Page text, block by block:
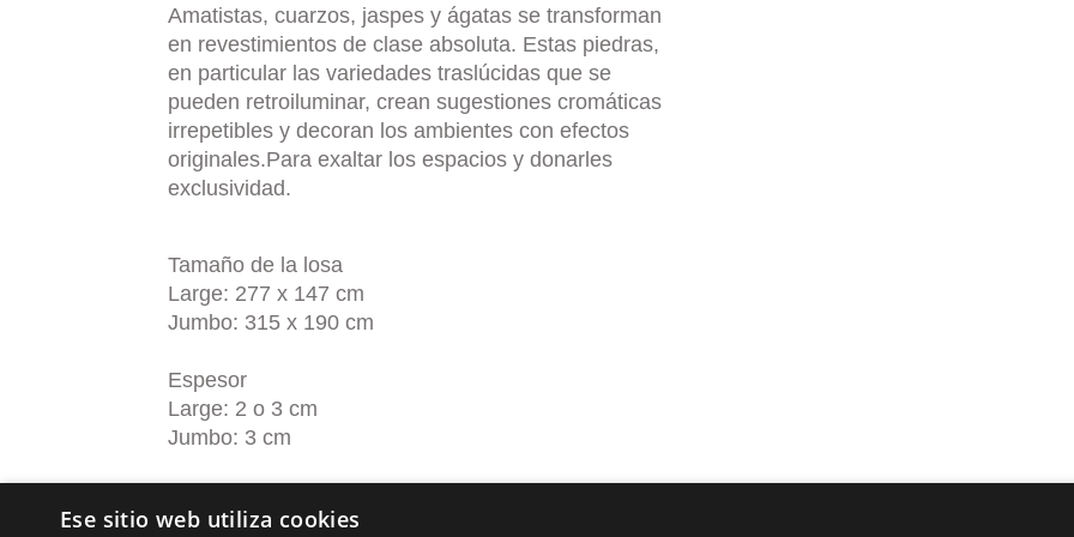
Amatistas, cuarzos, jaspes y ágatas se transforman
en revestimientos de clase absoluta. Estas piedras,
en particular las variedades traslúcidas que se
pueden retroiluminar, crean sugestiones cromáticas
irrepetibles y decoran los ambientes con efectos
originales.Para exaltar los espacios y donarles
exclusividad.
Tamaño de la losa
Large: 277 x 147 cm
Jumbo: 315 x 190 cm
Espesor
Large: 2 o 3 cm
Jumbo: 3 cm
Ese sitio web utiliza cookies